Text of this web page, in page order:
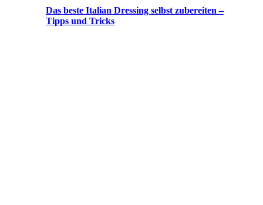
Das beste Italian Dressing selbst zubereiten –
Tipps und Tricks